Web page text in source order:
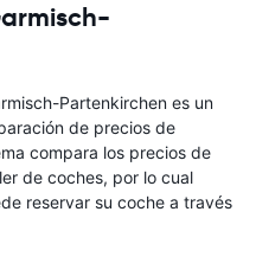
Partenkirchen es un
de precios de
compara los precios de
de coches, por lo cual
reservar su coche a través